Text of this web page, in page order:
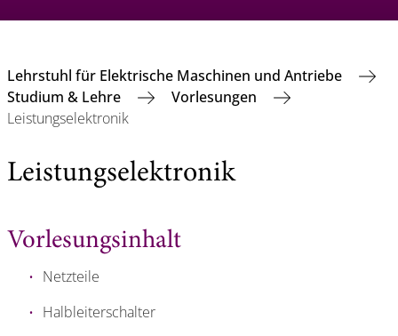
Lehrstuhl für Elektrische Maschinen und Antriebe
Studium & Lehre
Vorlesungen
Leistungselektronik
Leistungselektronik
Vorlesungsinhalt
Netzteile
Halbleiterschalter